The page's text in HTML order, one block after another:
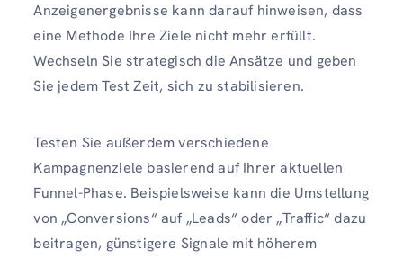
Anzeigenergebnisse kann darauf hinweisen, dass
eine Methode Ihre Ziele nicht mehr erfüllt.
Wechseln Sie strategisch die Ansätze und geben
Sie jedem Test Zeit, sich zu stabilisieren.
Testen Sie außerdem verschiedene
Kampagnenziele basierend auf Ihrer aktuellen
Funnel-Phase. Beispielsweise kann die Umstellung
von „Conversions“ auf „Leads“ oder „Traffic“ dazu
beitragen, günstigere Signale mit höherem